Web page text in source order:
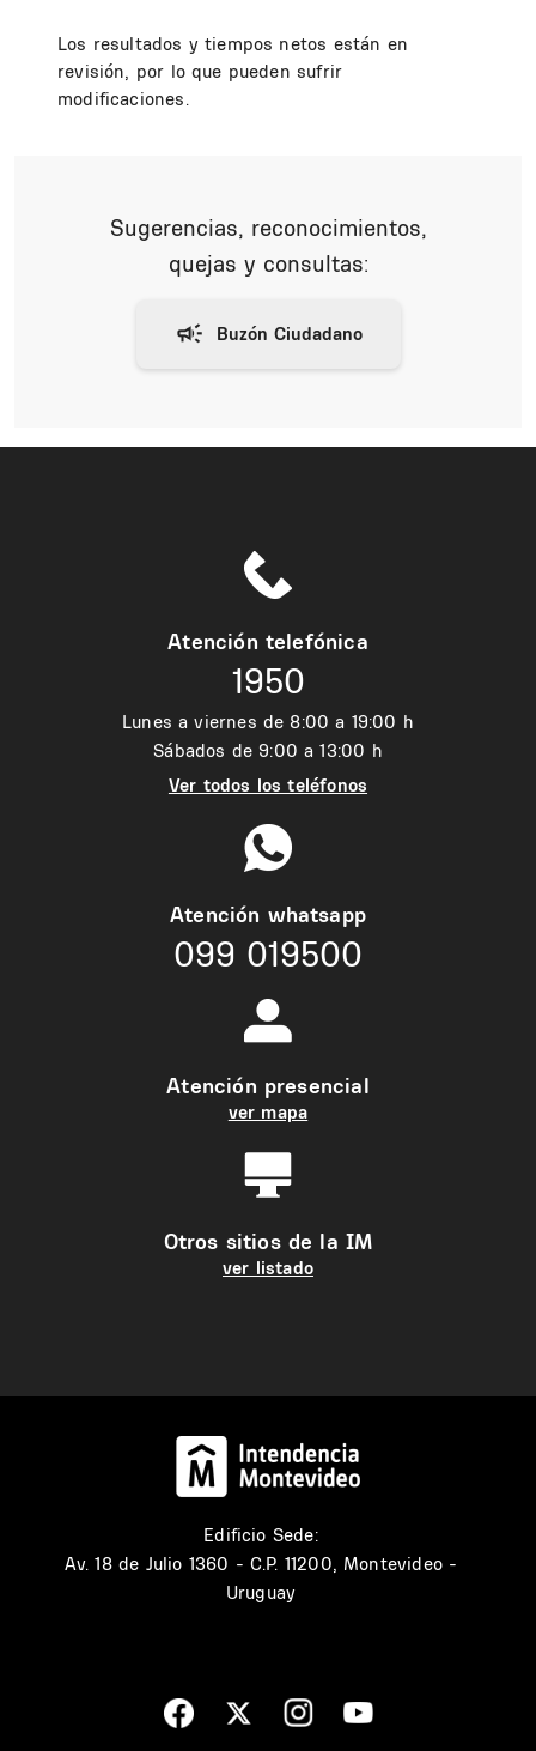
Los resultados y tiempos netos están en
revisión, por lo que pueden sufrir
modificaciones.
Sugerencias, reconocimientos,
quejas y consultas:
Atención telefónica
1950
Lunes a viernes de 8:00 a 19:00 h
Sábados de 9:00 a 13:00 h
Ver todos los teléfonos
Atención whatsapp
099 019500
Atención presencial
ver mapa
Otros sitios de la IM
ver listado
Edificio Sede:
Av. 18 de Julio 1360 - C.P. 11200, Montevideo -
Uruguay